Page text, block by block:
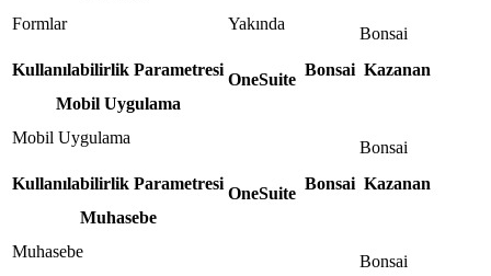
Formlar
Yakında
Bonsai
Kullanılabilirlik Parametresi
OneSuite
Bonsai Kazanan
Mobil Uygulama
Mobil Uygulama
Bonsai
Kullanılabilirlik Parametresi
OneSuite
Bonsai Kazanan
Muhasebe
Muhasebe
Bonsai